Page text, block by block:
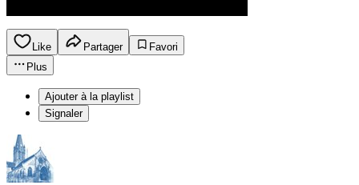
Like Partager
Favori
Plus
Ajouter à la playlist
Signaler